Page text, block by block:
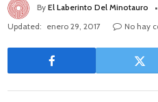
By El Laberinto Del Minotauro
Updated: enero 29, 2017 No hay